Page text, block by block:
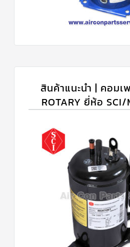
สินค้าแนะนำ | คอมเ
ROTARY ยี่ห้อ SCI/